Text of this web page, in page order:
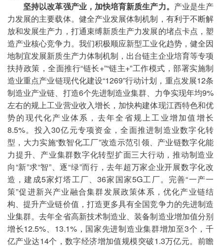
坚持以改革强产业，加快培育新质生产力。 产业是生产
力发展的主要载体。健全产业发展体制机制，有利于不断解
放和发展生产力，打通束缚新质生产力发展的堵点卡点，塑
造产业核心竞争力。我们积极顺应新型工业化趋势，健全因
地制宜发展新质生产力体制机制，出台链主企业培育等专项
扶持政策，全面推行“链长+”“链主+”工作模式，部署实施制
造业重点产业链现代化建设“1269”行动计划，重点发展12条
制造业产业链、打造6个先进制造业集群、力争实现年均9%
左右的规上工业营业收入增长，加快构建体现江西特色和优
势的现代化产业体系，去年全省规上工业增加值增长
8.5%。投入30亿元专项资金，全面推进制造业数字化转
型，大力实施“数智化工厂”改造示范引领、产业链数字化能
力提升、产业集群数字化转型扩面三大行动，推动制造业
向“新”求“智”、逐“绿”而行，去年超万家企业开展数字化改
造，建成5家灯塔工厂、36家国家5G工厂。完善“一产一
策”促进新兴产业融合集群发展政策体系，优化产业链结
构、提升产业链价值，打造更多具有全国竞争力的先进制造
业集群。去年全省高新技术制造业、装备制造业增加值分别
增长12.5%、13.1%，国家先进制造业集群增加至3个，千
亿产业达14个，数字经济增加值规模突破1.3万亿元。前瞻